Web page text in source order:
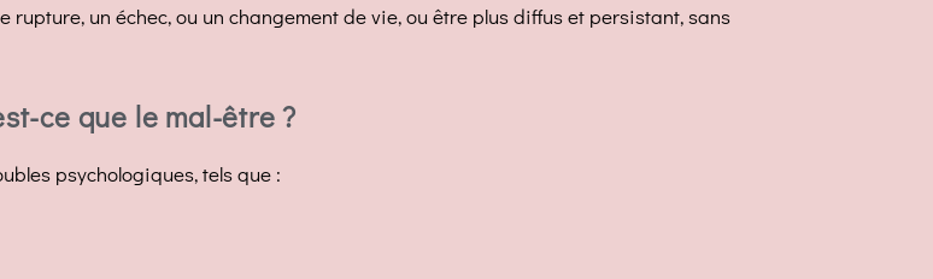
un échec, ou un changement de vie, ou être plus diffus et persistant, sans
ce que le mal-être ?
psychologiques, tels que :